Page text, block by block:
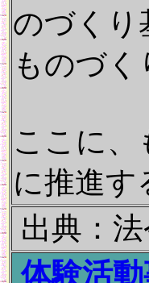
のづくり
ものづ
ここに、
に推進す
出典：
体験活